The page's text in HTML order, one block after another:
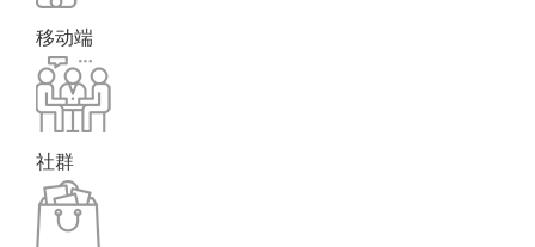
移动端
社群